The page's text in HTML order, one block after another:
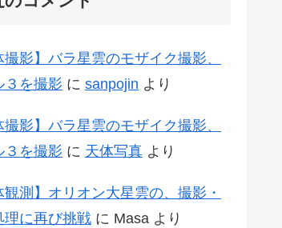
撮影】バラ星雲のモザイク撮影、
３を撮影 に sanpojin より
撮影】バラ星雲のモザイク撮影、
３を撮影 に 天体写真 より
観測】オリオン大星雲の、撮影・
理に再び挑戦 に Masa より